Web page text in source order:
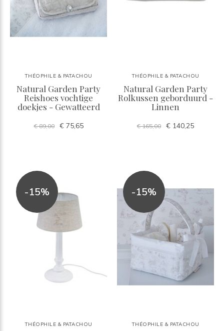
THÉOPHILE & PATACHOU
Natural Garden Party
Reishoes vochtige
doekjes - Gewatteerd
€ 89,00 € 75,65
THÉOPHILE & PATACHOU
Natural Garden Party
Rolkussen geborduurd -
Linnen
€ 165,00 € 140,25
-15%
THÉOPHILE & PATACHOU
-15%
THÉOPHILE & PATACHOU